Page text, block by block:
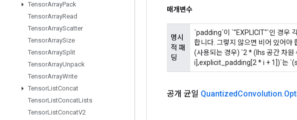
TensorArrayPack
TensorArrayRead
TensorArrayScatter
TensorArraySize
TensorArraySplit
TensorArrayUnpack
TensorArrayWrite
TensorListConcat
TensorListConcatLists
TensorListConcatV2
매개변수
명시
적 패
딩
`padding`이 `"EXPLICIT"`인 경우
합니다. 그렇지 않으면 비어 있어야
(사용되는 경우) `2 * (lhs 공간 차
i],explicit_padding[2 * i + 1])`는
공개 균일 QuantizedConvolution.